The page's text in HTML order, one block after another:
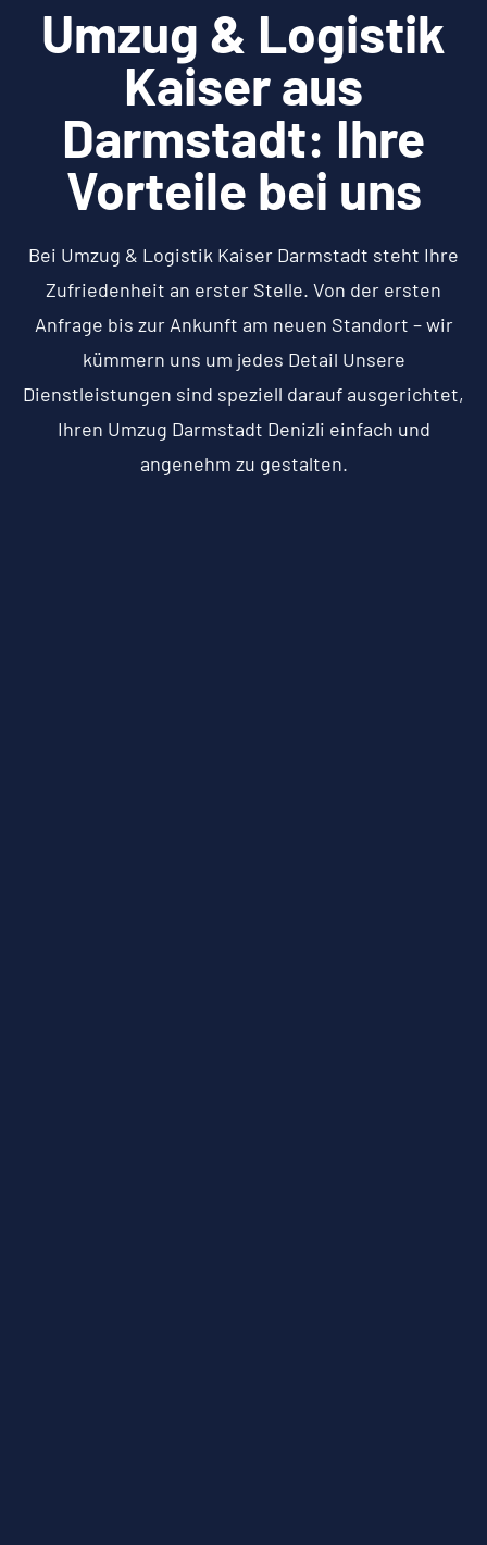
Umzug & Logistik
Kaiser aus
Darmstadt: Ihre
Vorteile bei uns
Bei Umzug & Logistik Kaiser Darmstadt steht Ihre
Zufriedenheit an erster Stelle. Von der ersten
Anfrage bis zur Ankunft am neuen Standort – wir
kümmern uns um jedes Detail Unsere
Dienstleistungen sind speziell darauf ausgerichtet,
Ihren Umzug Darmstadt Denizli einfach und
angenehm zu gestalten.